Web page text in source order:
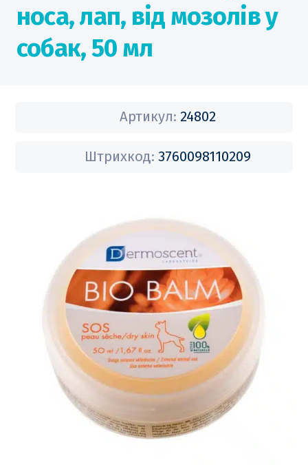
носа, лап, від мозолів у
собак, 50 мл
Артикул: 24802
Штрихкод:3760098110209